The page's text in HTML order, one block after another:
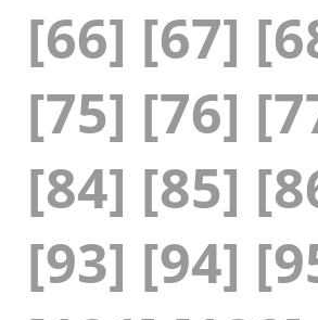
[66] [67]
[75] [76]
[84] [85]
[93] [94]